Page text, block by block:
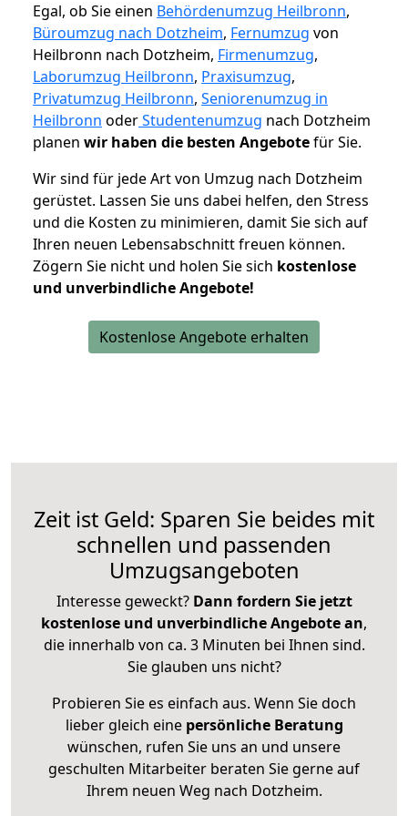
Egal, ob Sie einen Behördenumzug Heilbronn,
Büroumzug nach Dotzheim, Fernumzug von
Heilbronn nach Dotzheim, Firmenumzug,
Laborumzug Heilbronn, Praxisumzug,
Privatumzug Heilbronn, Seniorenumzug in
Heilbronn oderStudentenumzug nach Dotzheim
planen wir haben die besten Angebotefür Sie.
Wir sind für jede Art von Umzug nach Dotzheim
gerüstet. Lassen Sie uns dabei helfen, den Stress
und die Kosten zu minimieren, damit Sie sich auf
Ihren neuen Lebensabschnitt freuen können.
Zögern Sie nicht und holen Sie sich kostenlose
und unverbindliche Angebote!
Kostenlose Angebote erhalten
Zeit ist Geld: Sparen Sie beides mit
schnellen und passenden
Umzugsangeboten
Interesse geweckt? Dann fordern Sie jetzt
kostenlose und unverbindliche Angebote an,
die innerhalb von ca. 3 Minuten bei Ihnen sind.
Sie glauben uns nicht?
Probieren Sie es einfach aus. Wenn Sie doch
lieber gleich eine persönliche Beratung
wünschen, rufen Sie uns an und unsere
geschulten Mitarbeiter beraten Sie gerne auf
Ihrem neuen Weg nach Dotzheim.